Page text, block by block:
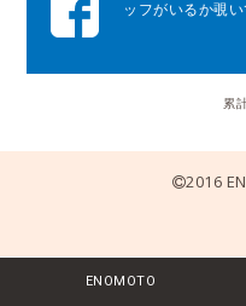
ッフがいるか覗い
累
2016
ENOMOTO